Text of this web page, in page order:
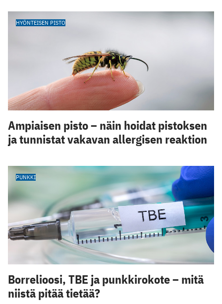
HYÖNTEISEN PISTO
Ampiaisen pisto – näin hoidat pistoksen
ja tunnistat vakavan allergisen reaktion
PUNKKI
Borrelioosi, TBE ja punkkirokote – mitä
niistä pitää tietää?